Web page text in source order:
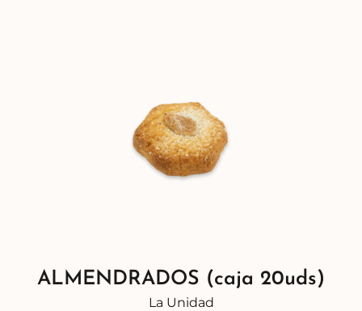
ALMENDRADOS (caja 20uds)
La Unidad